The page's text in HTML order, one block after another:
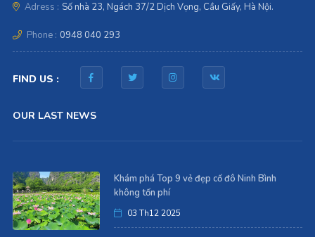
Adress : Số nhà 23, Ngách 37/2 Dịch Vọng, Cầu Giấy, Hà Nội.
Phone : 0948 040 293
FIND US :
OUR LAST NEWS
Khám phá Top 9 vẻ đẹp cố đô Ninh Bình
không tốn phí
03 Th12 2025